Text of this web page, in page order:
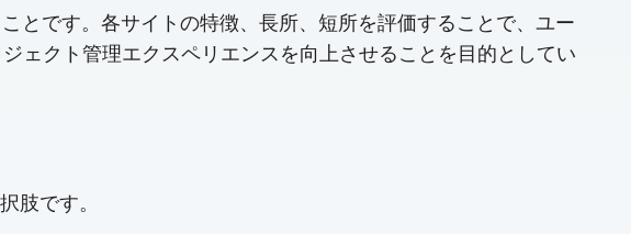
とです。各サイトの特徴、長所、短所を評価することで、ユー
ェクト管理エクスペリエンスを向上させることを目的としてい
肢です。